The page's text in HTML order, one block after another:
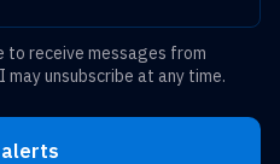
to receive messages from
unsubscribe at any time.